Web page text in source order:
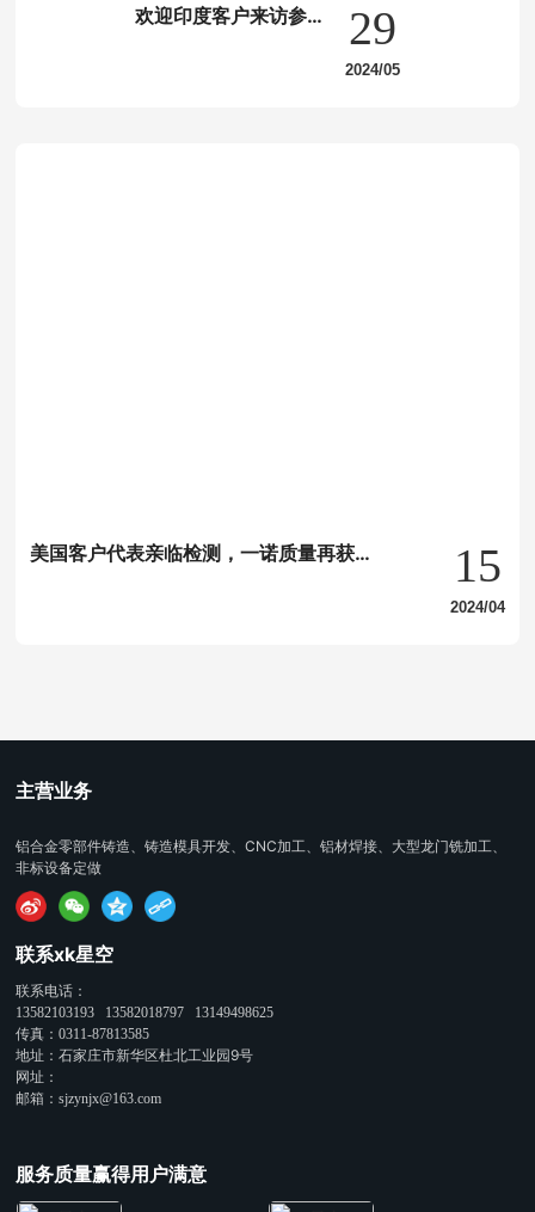
欢迎印度客户来访参
29
2024/05
美国客户代表亲临检测，一诺质量再获客
15
2024/04
主营业务
铝合金零部件铸造、铸造模具开发、CNC加工、铝材焊接、大型龙门铣加工、
非标设备定做
联系xk星空
联系电话：
13582103193 13582018797 13149498625
传真：0311-87813585
地址：石家庄市新华区杜北工业园9号
网址：
邮箱：sjzynjx@163.com
服务质量赢得用户满意